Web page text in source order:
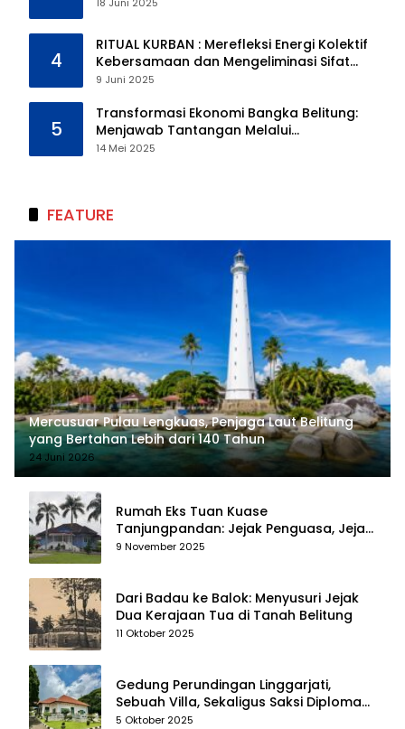
4
RITUAL KURBAN : Merefleksi Energi Kolektif
Kebersamaan dan Mengeliminasi Sifat
Kebinatangan Manusia
9 Juni 2025
5
Transformasi Ekonomi Bangka Belitung:
Menjawab Tantangan Melalui
Pengelolaan Sumber Daya Alam yang
14 Mei 2025
FEATURE
Mercusuar Pulau Lengkuas, Penjaga Laut Belitung
yang Bertahan Lebih dari 140 Tahun
24 Juni 2026
Rumah Eks Tuan Kuase
Tanjungpandan: Jejak Penguasa, Jejak
Kenangan
9 November 2025
Dari Badau ke Balok: Menyusuri Jejak
Dua Kerajaan Tua di Tanah Belitung
11 Oktober 2025
Gedung Perundingan Linggarjati,
Sebuah Villa, Sekaligus Saksi Diplomasi
yang Mengubah Arah Bangsa
5 Oktober 2025